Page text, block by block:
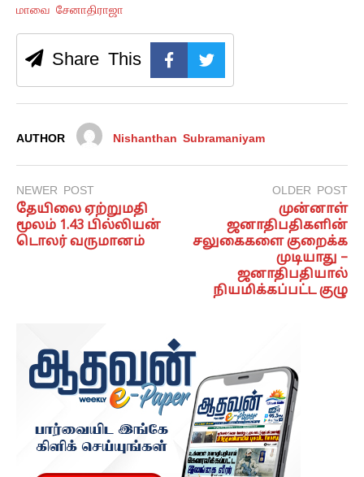
மாவை சேனாதிராஜா
Share This
AUTHOR Nishanthan Subramaniyam
NEWER POST
தேயிலை ஏற்றுமதி
மூலம் 1.43 பில்லியன்
டொலர் வருமானம்
OLDER POST
முன்னாள்
ஜனாதிபதிகளின்
சலுகைகளை குறைக்க
முடியாது –
ஜனாதிபதியால்
நியமிக்கப்பட்ட குழு